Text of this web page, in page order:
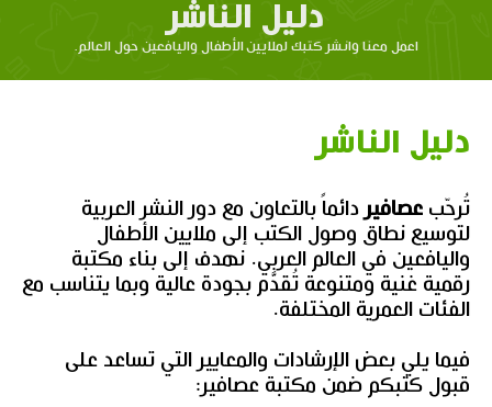
دليل الناشر
اعمل معنا وانشر كتبك لملايين الأطفال واليافعين حول العالم.
دليل الناشر
تُرحّب عصافير دائماً بالتعاون مع دور النشر العربية
لتوسيع نطاق وصول الكتب إلى ملايين الأطفال
واليافعين في العالم العربي. نهدف إلى بناء مكتبة
رقمية غنية ومتنوعة تُقدَّم بجودة عالية وبما يتناسب مع
الفئات العمرية المختلفة.
فيما يلي بعض الإرشادات والمعايير التي تساعد على
قبول كتبكم ضمن مكتبة عصافير: